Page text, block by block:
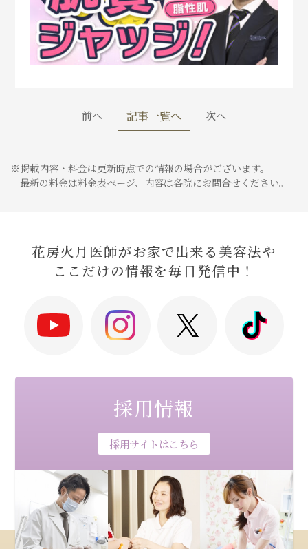
前へ 記事一覧へ 次へ
※掲載内容・料金は更新時点での情報の場合がございます。
最新の料金は料金表ページ、内容は各院にお問合せください。
花房火月医師がお家で出来る美容法や
ここだけの情報を毎日発信中！
採用情報
採用サイトはこちら